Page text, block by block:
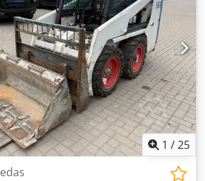
Checa Estado Tipo CE: CE
2 funciones hidráulicas adicionales
clasificadora, juego de protección de
1 /25